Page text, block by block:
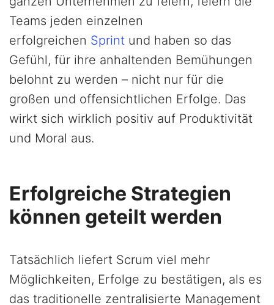
Teams jeden einzelnen
erfolgreichen Sprint und haben so das
Gefühl, für ihre anhaltenden Bemühungen
belohnt zu werden – nicht nur für die
großen und offensichtlichen Erfolge. Das
wirkt sich wirklich positiv auf Produktivität
und Moral aus.
Erfolgreiche Strategien
können geteilt werden
Tatsächlich liefert Scrum viel mehr
Möglichkeiten, Erfolge zu bestätigen, als es
das traditionelle zentralisierte Management